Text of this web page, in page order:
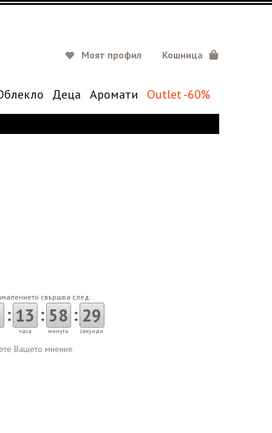
Моят профил Кошница
Деца Аромати Outlet -60%
свършва след:
: 13
часа
: 58
минути
: 28
секунди
Вашето мнение